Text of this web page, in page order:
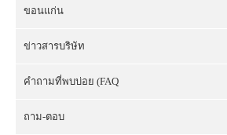
ขอนแก่น
ข่าวสารบริษัท
คำถามที่พบบ่อย (FAQ
ถาม-ตอบ